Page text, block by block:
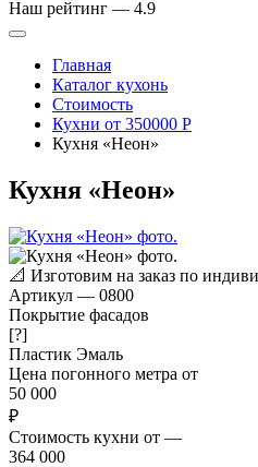
Наш рейтинг — 4.9
Главная
Каталог кухонь
Стоимость
Кухни от 350000 Р
Кухня «Неон»
Кухня «Неон»
📐 Изготовим на заказ по
Артикул — 0800
Покрытие фасадов
[?]
Пластик Эмаль
Цена погонного метра от
50 000
₽
Стоимость кухни от —
364 000